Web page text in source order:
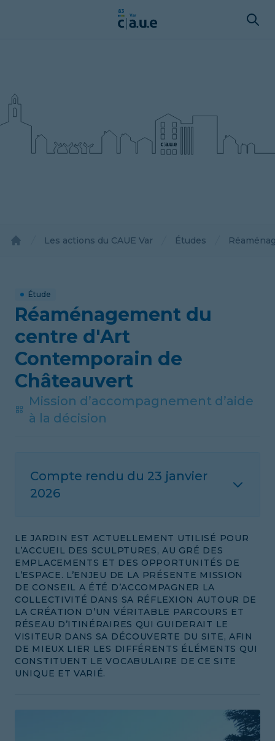
Les actions du CAUE Var Études
Étude
Réaménagement du
centre d'Art
Contemporain de
Châteauvert
Mission d’accompagnement d’aide
à la décision
Compte rendu du 23 janvier
2026
LE JARDIN EST ACTUELLEMENT UTILISÉ POUR
L’ACCUEIL DES SCULPTURES, AU GRÉ DES
EMPLACEMENTS ET DES OPPORTUNITÉS DE
L’ESPACE. L’ENJEU DE LA PRÉSENTE MISSION
DE CONSEIL A ÉTÉ D’ACCOMPAGNER LA
COLLECTIVITÉ DANS SA RÉFLEXION AUTOUR DE
LA CRÉATION D’UN VÉRITABLE PARCOURS ET
RÉSEAU D’ITINÉRAIRES QUI GUIDERAIT LE
VISITEUR DANS SA DÉCOUVERTE DU SITE, AFIN
DE MIEUX LIER LES DIFFÉRENTS ÉLÉMENTS QUI
CONSTITUENT LE VOCABULAIRE DE CE SITE
UNIQUE ET VARIÉ.